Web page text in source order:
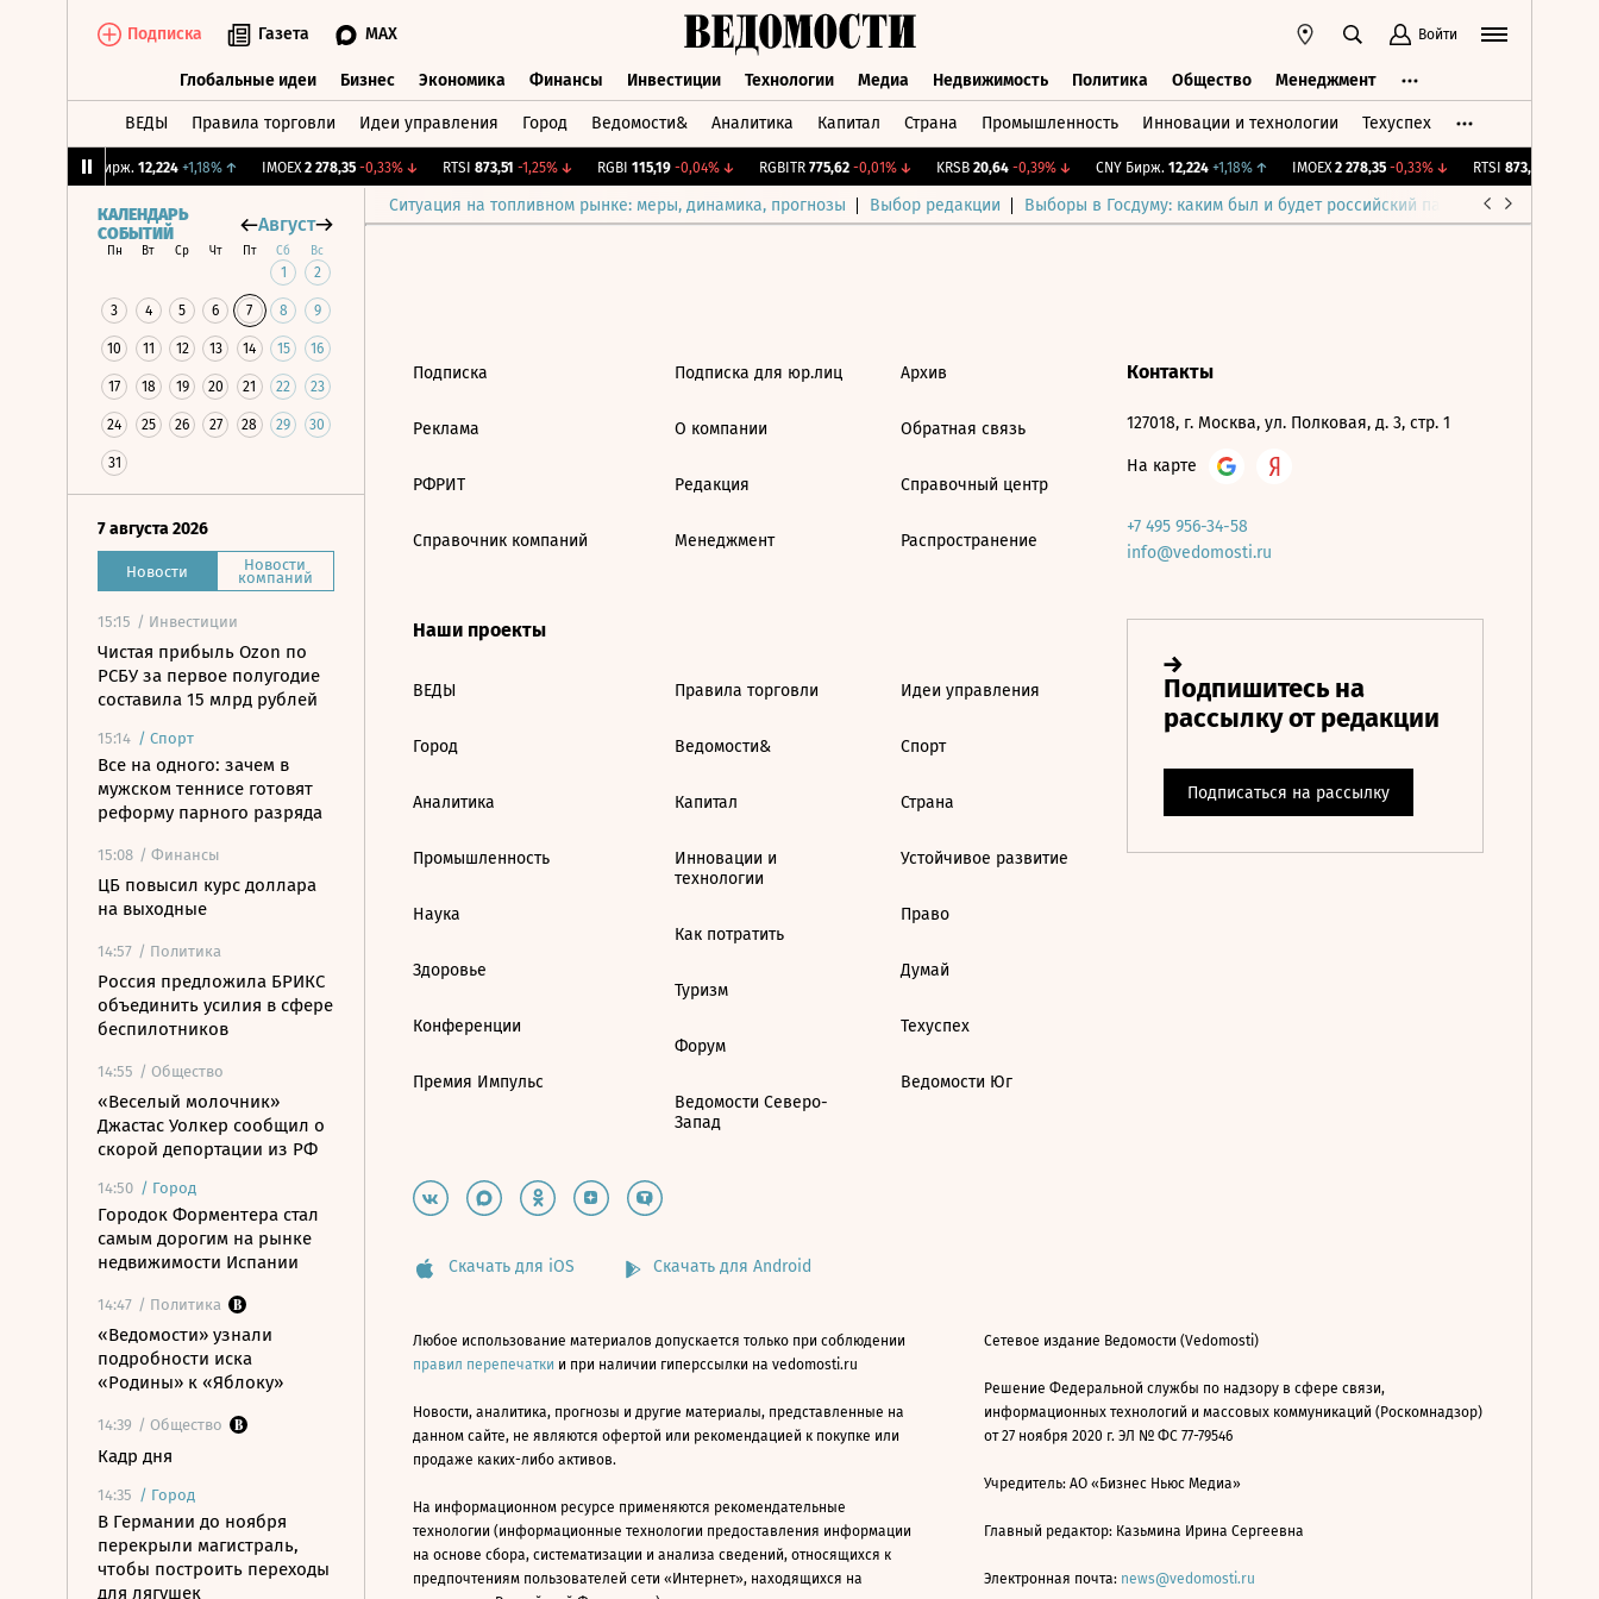
Подписка Газета MAX Войти
Глобальные идеи Бизнес Экономика Финансы Инвестиции Технологии Медиа Недвижимость Политика Общество Менеджмент
ВЕДЫ Правила торговли Идеи управления Город Ведомости& Аналитика Капитал Страна Промышленность Инновации и технологии Техуспех
CNY Бирж. 12,224 +1,18%↑ IMOEX 2 278,35 -0,33%↓ RTSI 873,51 -1,25%↓ RGBI 115,19 -0,04%↓ RGBITR 775,62 -0,01%↓ KRSB 20,64 -0,39%↓ CNY Бирж. 12,224 +1,18%↑ IMOEX 2 278,35 -0,33%↓ RTSI 873,51
Ситуация на топливном рынке: меры, динамика, прогнозы Выбор редакции Выборы в Госдуму: каким был и будет российский парламент
КАЛЕНДАРЬ
СОБЫТИЙ
Август
Пн Вт Ср Чт Пт Сб Вс
1 2
3 4 5 6 7 8 9
10 11 12 13 14 15 16
17 18 19 20 21 22 23
24 25 26 27 28 29 30
31
7 августа 2026
Новости Новости
компаний
15:15 / Инвестиции
Чистая прибыль Ozon по
РСБУ за первое полугодие
составила 15 млрд рублей
15:14 / Спорт
Все на одного: зачем в
мужском теннисе готовят
реформу парного разряда
15:08 / Финансы
ЦБ повысил курс доллара
на выходные
14:57 / Политика
Россия предложила БРИКС
объединить усилия в сфере
беспилотников
14:55 / Общество
«Веселый молочник»
Джастас Уолкер сообщил о
скорой депортации из РФ
14:50 / Город
Городок Форментера стал
самым дорогим на рынке
недвижимости Испании
14:47 / Политика
«Ведомости» узнали
подробности иска
«Родины» к «Яблоку»
14:39 / Общество
Кадр дня
14:35 / Город
В Германии до ноября
перекрыли магистраль,
чтобы построить переходы
для лягушек
Подписка
Реклама
РФРИТ
Справочник компаний
Подписка для юр.лиц
О компании
Редакция
Менеджмент
Архив
Обратная связь
Справочный центр
Распространение
Наши проекты
ВЕДЫ
Город
Аналитика
Промышленность
Наука
Здоровье
Конференции
Премия Импульс
Правила торговли
Ведомости&
Капитал
Инновации и
технологии
Как потратить
Туризм
Форум
Ведомости Северо-
Запад
Идеи управления
Спорт
Страна
Устойчивое развитие
Право
Думай
Техуспех
Ведомости Юг
Контакты
127018, г. Москва, ул. Полковая, д. 3, стр. 1
На карте
+7 495 956-34-58
info@vedomosti.ru
Скачать для iOS Скачать для Android
Любое использование материалов допускается только при соблюдении
правил перепечатки и при наличии гиперссылки на vedomosti.ru
Новости, аналитика, прогнозы и другие материалы, представленные на
данном сайте, не являются офертой или рекомендацией к покупке или
продаже каких-либо активов.
На информационном ресурсе применяются рекомендательные
технологии (информационные технологии предоставления информации
на основе сбора, систематизации и анализа сведений, относящихся к
предпочтениям пользователей сети «Интернет», находящихся на
Сетевое издание Ведомости (Vedomosti)
Решение Федеральной службы по надзору в сфере связи,
информационных технологий и массовых коммуникаций (Роскомнадзор)
от 27 ноября 2020 г. ЭЛ № ФС 77-79546
Учредитель: АО «Бизнес Ньюс Медиа»
Главный редактор: Казьмина Ирина Сергеевна
Электронная почта: news@vedomosti.ru